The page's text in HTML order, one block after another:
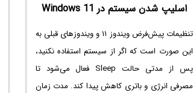
اسلیپ شدن سیستم در Windows 11
تنظیمات پیش‌فرض ویندوز ۱۱ و ویندوزهای قبلی به
این صورت است که اگر از سیستم استفاده نکنید،
پس از مدتی حالت Sleep فعال می‌شود تا
مصرفی انرژی و باتری کاهش پیدا کند. مدت زمان